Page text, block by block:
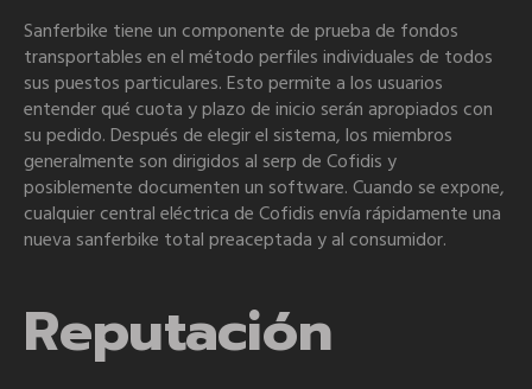
Sanferbike tiene un componente de prueba de fondos
transportables en el método perfiles individuales de todos
sus puestos particulares. Esto permite a los usuarios
entender qué cuota y plazo de inicio serán apropiados con
su pedido. Después de elegir el sistema, los miembros
generalmente son dirigidos al serp de Cofidis y
posiblemente documenten un software. Cuando se expone,
cualquier central eléctrica de Cofidis envía rápidamente una
nueva sanferbike total preaceptada y al consumidor.
Reputación